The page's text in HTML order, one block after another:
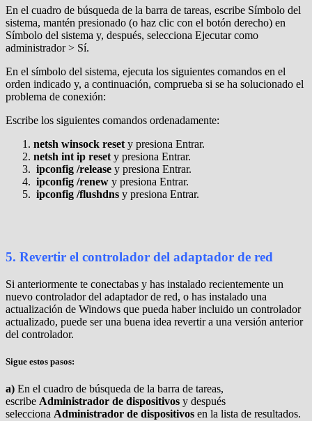
En el cuadro de búsqueda de la barra de tareas, escribe Símbolo del
sistema, mantén presionado (o haz clic con el botón derecho) en
Símbolo del sistema y, después, selecciona Ejecutar como
administrador > Sí.
En el símbolo del sistema, ejecuta los siguientes comandos en el
orden indicado y, a continuación, comprueba si se ha solucionado el
problema de conexión:
Escribe los siguientes comandos ordenadamente:
netsh winsock reset y presiona Entrar.
netsh int ip reset y presiona Entrar.
ipconfig /release y presiona Entrar.
ipconfig /renew y presiona Entrar.
ipconfig /flushdns y presiona Entrar.
5. Revertir el controlador del adaptador de red
Si anteriormente te conectabas y has instalado recientemente un
nuevo controlador del adaptador de red, o has instalado una
actualización de Windows que pueda haber incluido un controlador
actualizado, puede ser una buena idea revertir a una versión anterior
del controlador.
Sigue estos pasos:
a) En el cuadro de búsqueda de la barra de tareas,
escribe Administrador de dispositivos y después
selecciona Administrador de dispositivos en la lista de resultados.